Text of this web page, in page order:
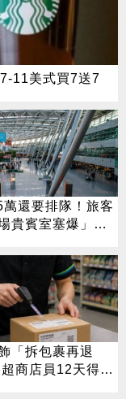
11美式買7送7
還要排隊！旅客
貴賓室塞爆」一
「拆包裹再退
商店員12天得手
出爐